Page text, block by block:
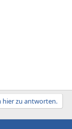
hier zu antworten.